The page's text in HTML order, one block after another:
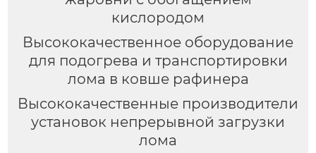
кислородом
Высококачественное оборудование
для подогрева и транспортировки
лома в ковше рафинера
Высококачественные производители
установок непрерывной загрузки
лома